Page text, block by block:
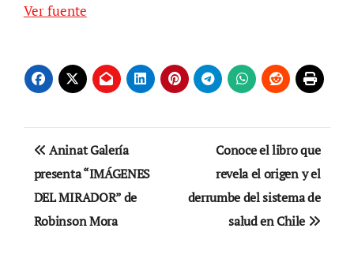
Ver fuente
Navegación
de
entradas
Aninat Galería
presenta “IMÁGENES
DEL MIRADOR” de
Robinson Mora
Conoce el libro que
revela el origen y el
derrumbe del sistema de
salud en Chile